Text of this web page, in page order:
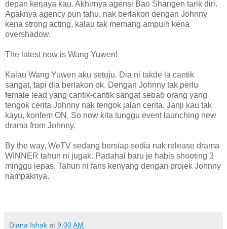
depan kerjaya kau. Akhirnya agensi Bao Shangen tarik diri.
Agaknya agency pun tahu, nak berlakon dengan Johnny
kena strong acting, kalau tak memang ampuih kena
overshadow.
The latest now is Wang Yuwen!
Kalau Wang Yuwen aku setuju. Dia ni takde la cantik
sangat, tapi dia berlakon ok. Dengan Johnny tak perlu
female lead yang cantik-cantik sangat sebab orang yang
tengok cerita Johnny nak tengok jalan cerita. Janji kau tak
kayu, konfem ON. So now kita tunggu event launching new
drama from Johnny.
By the way, WeTV sedang bersiap sedia nak release drama
WINNER tahun ni jugak. Padahal baru je habis shooting 3
minggu lepas. Tahun ni fans kenyang dengan projek Johnny
nampaknya.
Diana Ishak at 9:00 AM